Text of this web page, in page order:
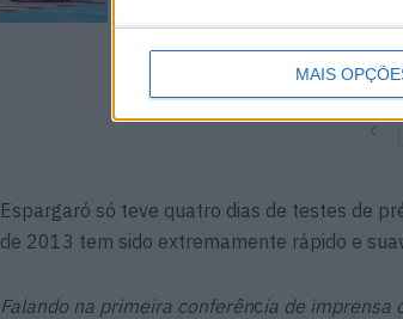
MAIS
7 AGOSTO, 2026
Espargaró só teve quatro dias de testes de
de 2013 tem sido extremamente rápido e
Falando na primeira conferência de imprensa